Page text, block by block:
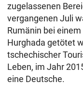
zugelassenen
vergangenen Juli
Rumänin bei
Hurghada getötet
tschechischer
Leben, im Jahr
eine Deutsche.